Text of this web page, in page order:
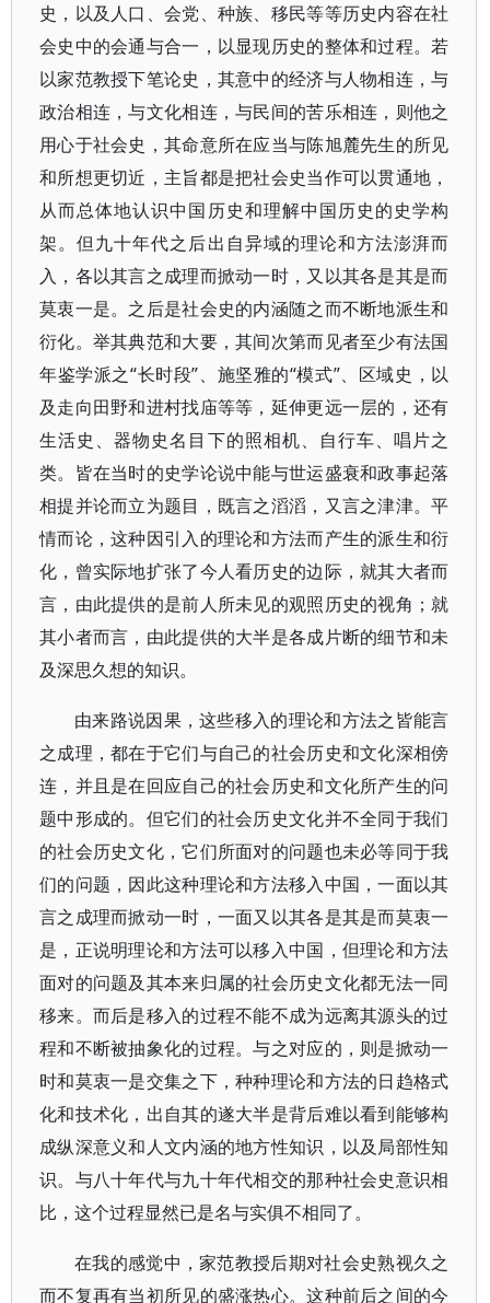
史，以及人口、会党、种族、移民等等历史内容在社
会史中的会通与合一，以显现历史的整体和过程。若
以家范教授下笔论史，其意中的经济与人物相连，与
政治相连，与文化相连，与民间的苦乐相连，则他之
用心于社会史，其命意所在应当与陈旭麓先生的所见
和所想更切近，主旨都是把社会史当作可以贯通地，
从而总体地认识中国历史和理解中国历史的史学构
架。但九十年代之后出自异域的理论和方法澎湃而
入，各以其言之成理而掀动一时，又以其各是其是而
莫衷一是。之后是社会史的内涵随之而不断地派生和
衍化。举其典范和大要，其间次第而见者至少有法国
年鉴学派之“长时段”、施坚雅的“模式”、区域史，以
及走向田野和进村找庙等等，延伸更远一层的，还有
生活史、器物史名目下的照相机、自行车、唱片之
类。皆在当时的史学论说中能与世运盛衰和政事起落
相提并论而立为题目，既言之滔滔，又言之津津。平
情而论，这种因引入的理论和方法而产生的派生和衍
化，曾实际地扩张了今人看历史的边际，就其大者而
言，由此提供的是前人所未见的观照历史的视角；就
其小者而言，由此提供的大半是各成片断的细节和未
及深思久想的知识。
由来路说因果，这些移入的理论和方法之皆能言
之成理，都在于它们与自己的社会历史和文化深相傍
连，并且是在回应自己的社会历史和文化所产生的问
题中形成的。但它们的社会历史文化并不全同于我们
的社会历史文化，它们所面对的问题也未必等同于我
们的问题，因此这种理论和方法移入中国，一面以其
言之成理而掀动一时，一面又以其各是其是而莫衷一
是，正说明理论和方法可以移入中国，但理论和方法
面对的问题及其本来归属的社会历史文化都无法一同
移来。而后是移入的过程不能不成为远离其源头的过
程和不断被抽象化的过程。与之对应的，则是掀动一
时和莫衷一是交集之下，种种理论和方法的日趋格式
化和技术化，出自其的遂大半是背后难以看到能够构
成纵深意义和人文内涵的地方性知识，以及局部性知
识。与八十年代与九十年代相交的那种社会史意识相
比，这个过程显然已是名与实俱不相同了。
在我的感觉中，家范教授后期对社会史熟视久之
而不复再有当初所见的盛涨热心。这种前后之间的今